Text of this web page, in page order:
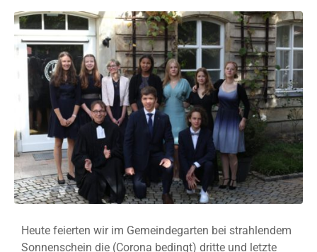
Heute feierten wir im Gemeindegarten bei strahlendem
Sonnenschein die (Corona bedingt) dritte und letzte